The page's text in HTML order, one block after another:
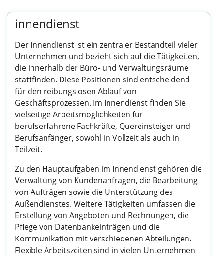
innendienst
Der Innendienst ist ein zentraler Bestandteil vieler
Unternehmen und bezieht sich auf die Tätigkeiten,
die innerhalb der Büro- und Verwaltungsräume
stattfinden. Diese Positionen sind entscheidend
für den reibungslosen Ablauf von
Geschäftsprozessen. Im Innendienst finden Sie
vielseitige Arbeitsmöglichkeiten für
berufserfahrene Fachkräfte, Quereinsteiger und
Berufsanfänger, sowohl in Vollzeit als auch in
Teilzeit.
Zu den Hauptaufgaben im Innendienst gehören die
Verwaltung von Kundenanfragen, die Bearbeitung
von Aufträgen sowie die Unterstützung des
Außendienstes. Weitere Tätigkeiten umfassen die
Erstellung von Angeboten und Rechnungen, die
Pflege von Datenbankeinträgen und die
Kommunikation mit verschiedenen Abteilungen.
Flexible Arbeitszeiten sind in vielen Unternehmen